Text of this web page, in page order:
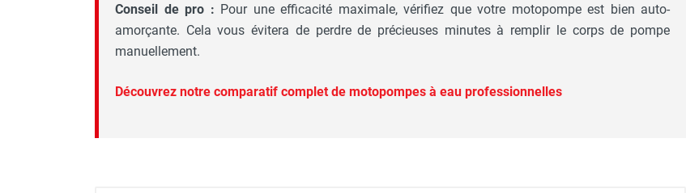
Conseil de pro : Pour une efficacité maximale, vérifiez que votre motopompe est bien auto-
amorçante. Cela vous évitera de perdre de précieuses minutes à remplir le corps de pompe
manuellement.
Découvrez notre comparatif complet de motopompes à eau professionnelles